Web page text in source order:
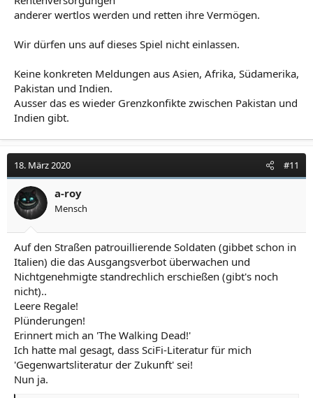
anderer wertlos werden und retten ihre Vermögen.
Wir dürfen uns auf dieses Spiel nicht einlassen.
Keine konkreten Meldungen aus Asien, Afrika, Südamerika,
Pakistan und Indien.
Ausser das es wieder Grenzkonfikte zwischen Pakistan und
Indien gibt.
18. März 2020 #11
a-roy
Mensch
Auf den Straßen patrouillierende Soldaten (gibbet schon in
Italien) die das Ausgangsverbot überwachen und
Nichtgenehmigte standrechlich erschießen (gibt's noch
nicht)..
Leere Regale!
Plünderungen!
Erinnert mich an 'The Walking Dead!'
Ich hatte mal gesagt, dass SciFi-Literatur für mich
'Gegenwartsliteratur der Zukunft' sei!
Nun ja.